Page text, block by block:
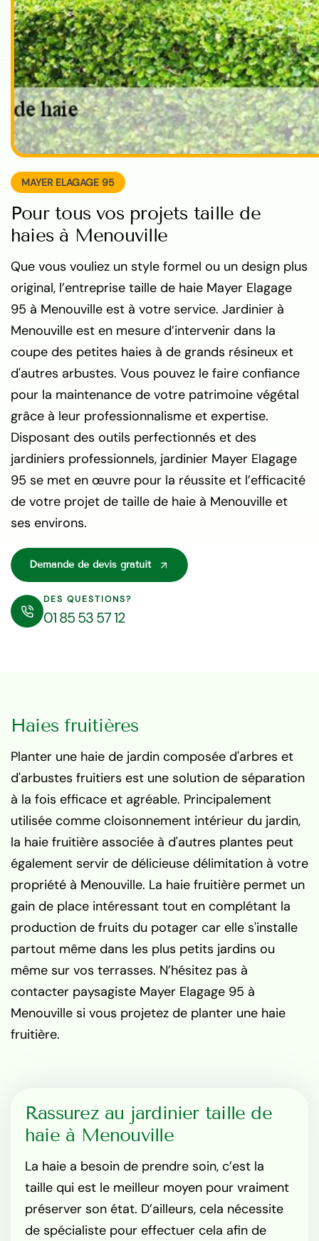
MAYER ELAGAGE 95
Pour tous vos projets taille de
haies à Menouville
Que vous vouliez un style formel ou un design plus
original, l’entreprise taille de haie Mayer Elagage
95 à Menouville est à votre service. Jardinier à
Menouville est en mesure d’intervenir dans la
coupe des petites haies à de grands résineux et
d'autres arbustes. Vous pouvez le faire confiance
pour la maintenance de votre patrimoine végétal
grâce à leur professionnalisme et expertise.
Disposant des outils perfectionnés et des
jardiniers professionnels, jardinier Mayer Elagage
95 se met en œuvre pour la réussite et l’efficacité
de votre projet de taille de haie à Menouville et
ses environs.
Demande de devis gratuit
DES QUESTIONS?
01 85 53 57 12
Haies fruitières
Planter une haie de jardin composée d'arbres et
d'arbustes fruitiers est une solution de séparation
à la fois efficace et agréable. Principalement
utilisée comme cloisonnement intérieur du jardin,
la haie fruitière associée à d'autres plantes peut
également servir de délicieuse délimitation à votre
propriété à Menouville. La haie fruitière permet un
gain de place intéressant tout en complétant la
production de fruits du potager car elle s'installe
partout même dans les plus petits jardins ou
même sur vos terrasses. N’hésitez pas à
contacter paysagiste Mayer Elagage 95 à
Menouville si vous projetez de planter une haie
fruitière.
Rassurez au jardinier taille de
haie à Menouville
La haie a besoin de prendre soin, c’est la
taille qui est le meilleur moyen pour vraiment
préserver son état. D’ailleurs, cela nécessite
de spécialiste pour effectuer cela afin de